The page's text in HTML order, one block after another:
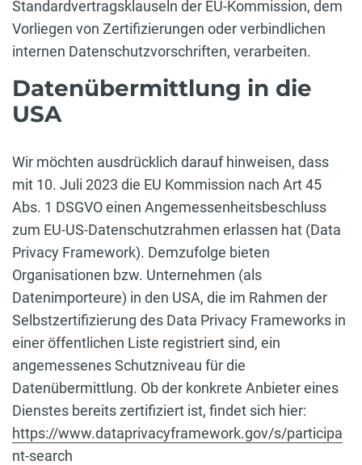
Standardvertragsklauseln der EU-Kommission, dem
Vorliegen von Zertifizierungen oder verbindlichen
internen Datenschutzvorschriften, verarbeiten.
Datenübermittlung in die
USA
Wir möchten ausdrücklich darauf hinweisen, dass
mit 10. Juli 2023 die EU Kommission nach Art 45
Abs. 1 DSGVO einen Angemessenheitsbeschluss
zum EU-US-Datenschutzrahmen erlassen hat (Data
Privacy Framework). Demzufolge bieten
Organisationen bzw. Unternehmen (als
Datenimporteure) in den USA, die im Rahmen der
Selbstzertifizierung des Data Privacy Frameworks in
einer öffentlichen Liste registriert sind, ein
angemessenes Schutzniveau für die
Datenübermittlung. Ob der konkrete Anbieter eines
Dienstes bereits zertifiziert ist, findet sich hier:
https://www.dataprivacyframework.gov/s/participa
nt-search